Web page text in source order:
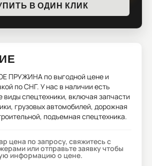
В ОДИН КЛИК
ПРУЖИНА по выгодной цене и
по СНГ. У нас в наличии есть
виды спецтехники, включая запчасти
грузовых автомобилей, дорожная
подъемная спецтехника.
цена по запросу, свяжитесь с
или отправьте заявку чтобы
информацию о цене.